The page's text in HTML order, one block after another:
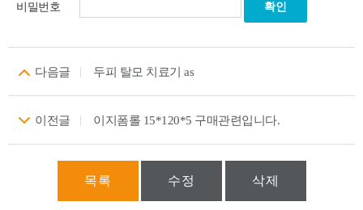
비밀번호
다음글 두피 탈모 치료기 as
이전글 이지폼롤 15*120*5 구매관련입니다.
목록 수정 삭제